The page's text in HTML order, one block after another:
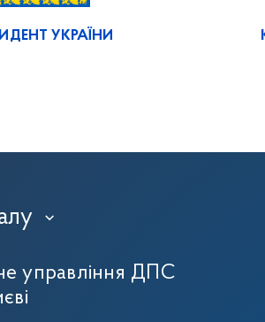
УКРАЇНИ
›
управління ДПС